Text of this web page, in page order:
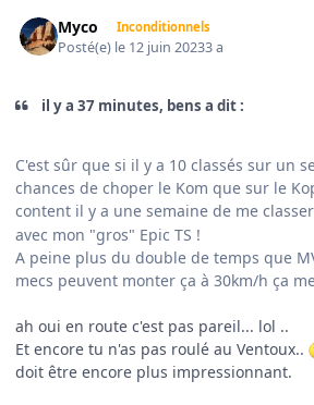
Myco Inconditionnels
Posté(e) le 12 juin 20233 a
il y a 37 minutes, bens a dit :
C'est sûr que si il y a 10 classés sur un
chances de choper le Kom que sur le
content il y a une semaine de me
avec mon "gros" Epic TS !
A peine plus du double de temps que
mecs peuvent monter ça à 30km/h ça
ah oui en route c'est pas pareil... lol ..
Et encore tu n'as pas roulé au Ventoux..
doit être encore plus impressionnant.